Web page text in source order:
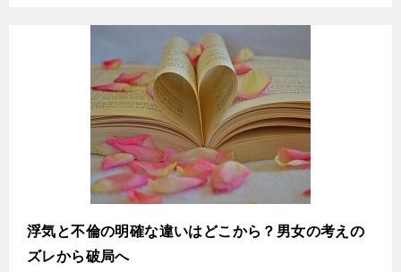
浮気と不倫の明確な違いはどこから？男女の考えの
ズレから破局へ